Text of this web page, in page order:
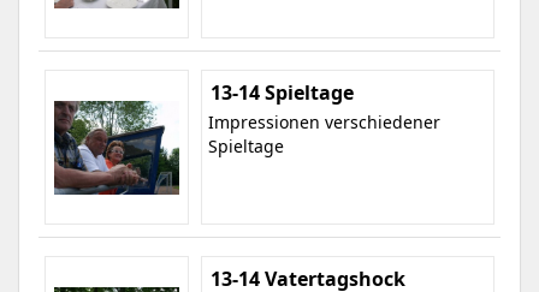
13-14 Spieltage
Impressionen verschiedener
Spieltage
13-14 Vatertagshock